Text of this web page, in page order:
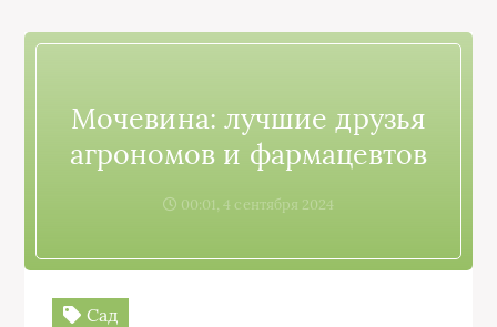
Мочевина: лучшие друзья
агрономов и фармацевтов
00:01, 4 сентября 2024
Сад